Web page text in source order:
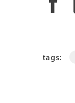
tags: